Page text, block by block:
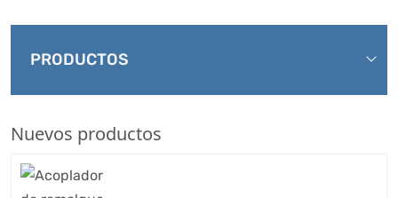
PRODUCTOS
Nuevos productos